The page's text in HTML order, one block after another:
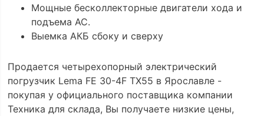
Мощные бесколлекторные двигатели хода и
подъема АС.
Выемка АКБ сбоку и сверху
Продается четырехопорный электрический
погрузчик Lema FE 30-4F TX55 в Ярославле -
покупая у официального поставщика компании
Техника для склада, Вы получаете низкие цены,